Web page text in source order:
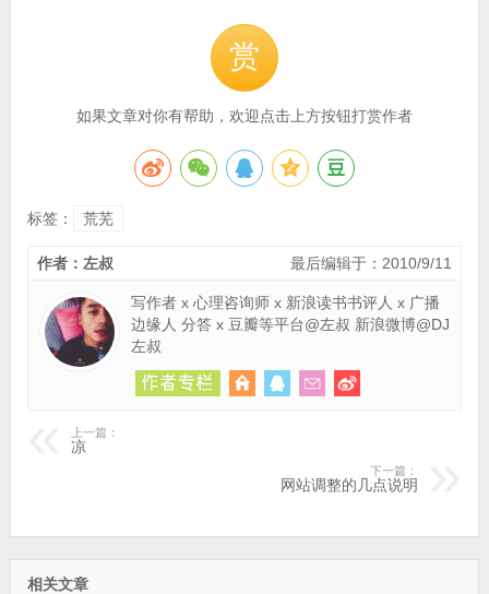
赏
如果文章对你有帮助，欢迎点击上方按钮打赏作者
标签： 荒芜
最后编辑于：2010/9/11
作者：左叔
写作者 x 心理咨询师 x 新浪读书书评人 x 广播
边缘人 分答 x 豆瓣等平台@左叔 新浪微博@DJ
左叔
上一篇：
凉
下一篇：
网站调整的几点说明
相关文章